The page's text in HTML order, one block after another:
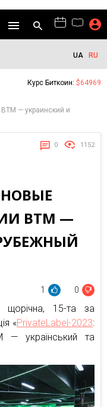
UA RU
Курс Биткоин: $64969
ВТМ — украинский и
0 1152
НОВЫЕ
ВТМ —
1 0
щорічна, 15-та за
«PrivateLabel-2023:
— український та